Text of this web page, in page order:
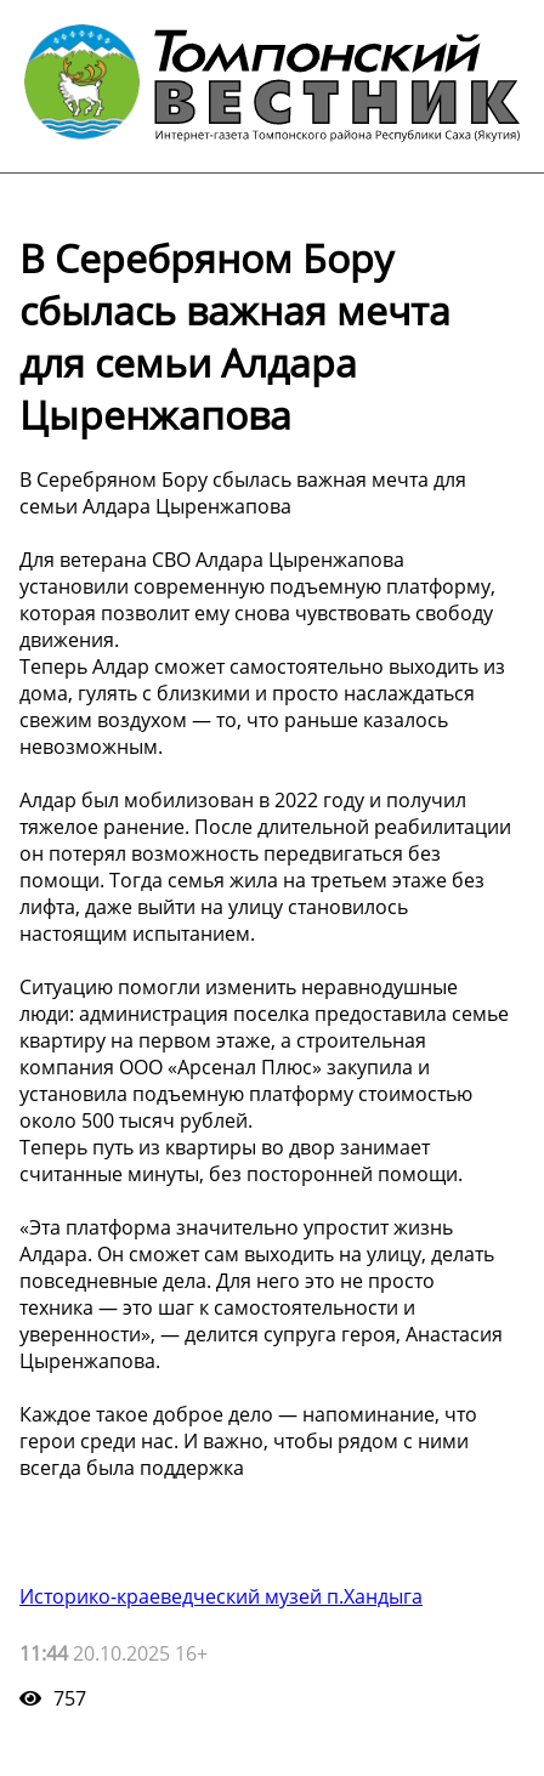
В Серебряном Бору
сбылась важная мечта
для семьи Алдара
Цыренжапова
В Серебряном Бору сбылась важная мечта для
семьи Алдара Цыренжапова
Для ветерана СВО Алдара Цыренжапова
установили современную подъемную платформу,
которая позволит ему снова чувствовать свободу
движения.
Теперь Алдар сможет самостоятельно выходить из
дома, гулять с близкими и просто наслаждаться
свежим воздухом — то, что раньше казалось
невозможным.
Алдар был мобилизован в 2022 году и получил
тяжелое ранение. После длительной реабилитации
он потерял возможность передвигаться без
помощи. Тогда семья жила на третьем этаже без
лифта, даже выйти на улицу становилось
настоящим испытанием.
Ситуацию помогли изменить неравнодушные
люди: администрация поселка предоставила семье
квартиру на первом этаже, а строительная
компания ООО «Арсенал Плюс» закупила и
установила подъемную платформу стоимостью
около 500 тысяч рублей.
Теперь путь из квартиры во двор занимает
считанные минуты, без посторонней помощи.
«Эта платформа значительно упростит жизнь
Алдара. Он сможет сам выходить на улицу, делать
повседневные дела. Для него это не просто
техника — это шаг к самостоятельности и
уверенности», — делится супруга героя, Анастасия
Цыренжапова.
Каждое такое доброе дело — напоминание, что
герои среди нас. И важно, чтобы рядом с ними
всегда была поддержка
Историко-краеведческий музей п.Хандыга
11:4420.10.2025 16+
757